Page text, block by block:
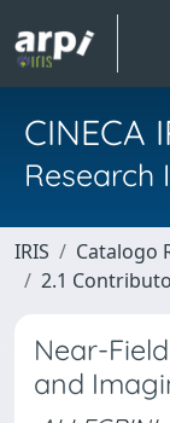
CINECA
Research
IRIS Catalogo
2.1
Near-
and